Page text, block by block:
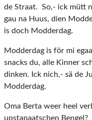
de Straat. So,- ick mütt
gau na Huus, dien
is doch Modderdag.
Modderdag is för mi
snacks du, alle Kinner
dinken. Ick nich,- sä de
Modderdag.
Oma Berta weer heel
upstanaatschen Bengel?